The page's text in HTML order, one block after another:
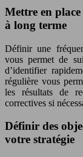
Mettre en
à long terme
Définir une
vous permet de
d’identifier
régulière vous
les résultats de
correctives si
Définir des
votre stratégie